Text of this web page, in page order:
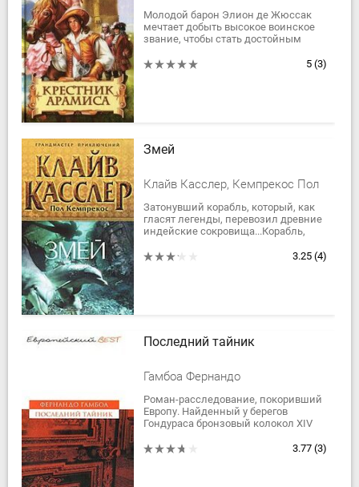
Молодой барон Элион де Жюссак
мечтает добыть высокое воинское
звание, чтобы стать достойным
прекрасной фрейлины герцогини5 (3)
Змей
Клайв Касслер, Кемпрекос Пол
Затонувший корабль, который, как
гласят легенды, перевозил древние
индейские сокровища...Корабль,
Курт Остин и его партнер Нина.Они
3.25 (4)
Последний тайник
Гамбоа Фернандо
Роман-расследование, покоривший
Европу. Найденный у берегов
Гондураса бронзовый колокол XIV
дайвингу отправиться в полное3.77 (3)